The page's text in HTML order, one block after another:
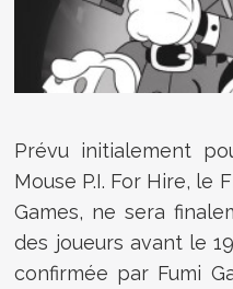
Prévu initialement
Mouse P.I. For Hire, le
Games, ne sera
des joueurs avant le
confirmée par Fumi